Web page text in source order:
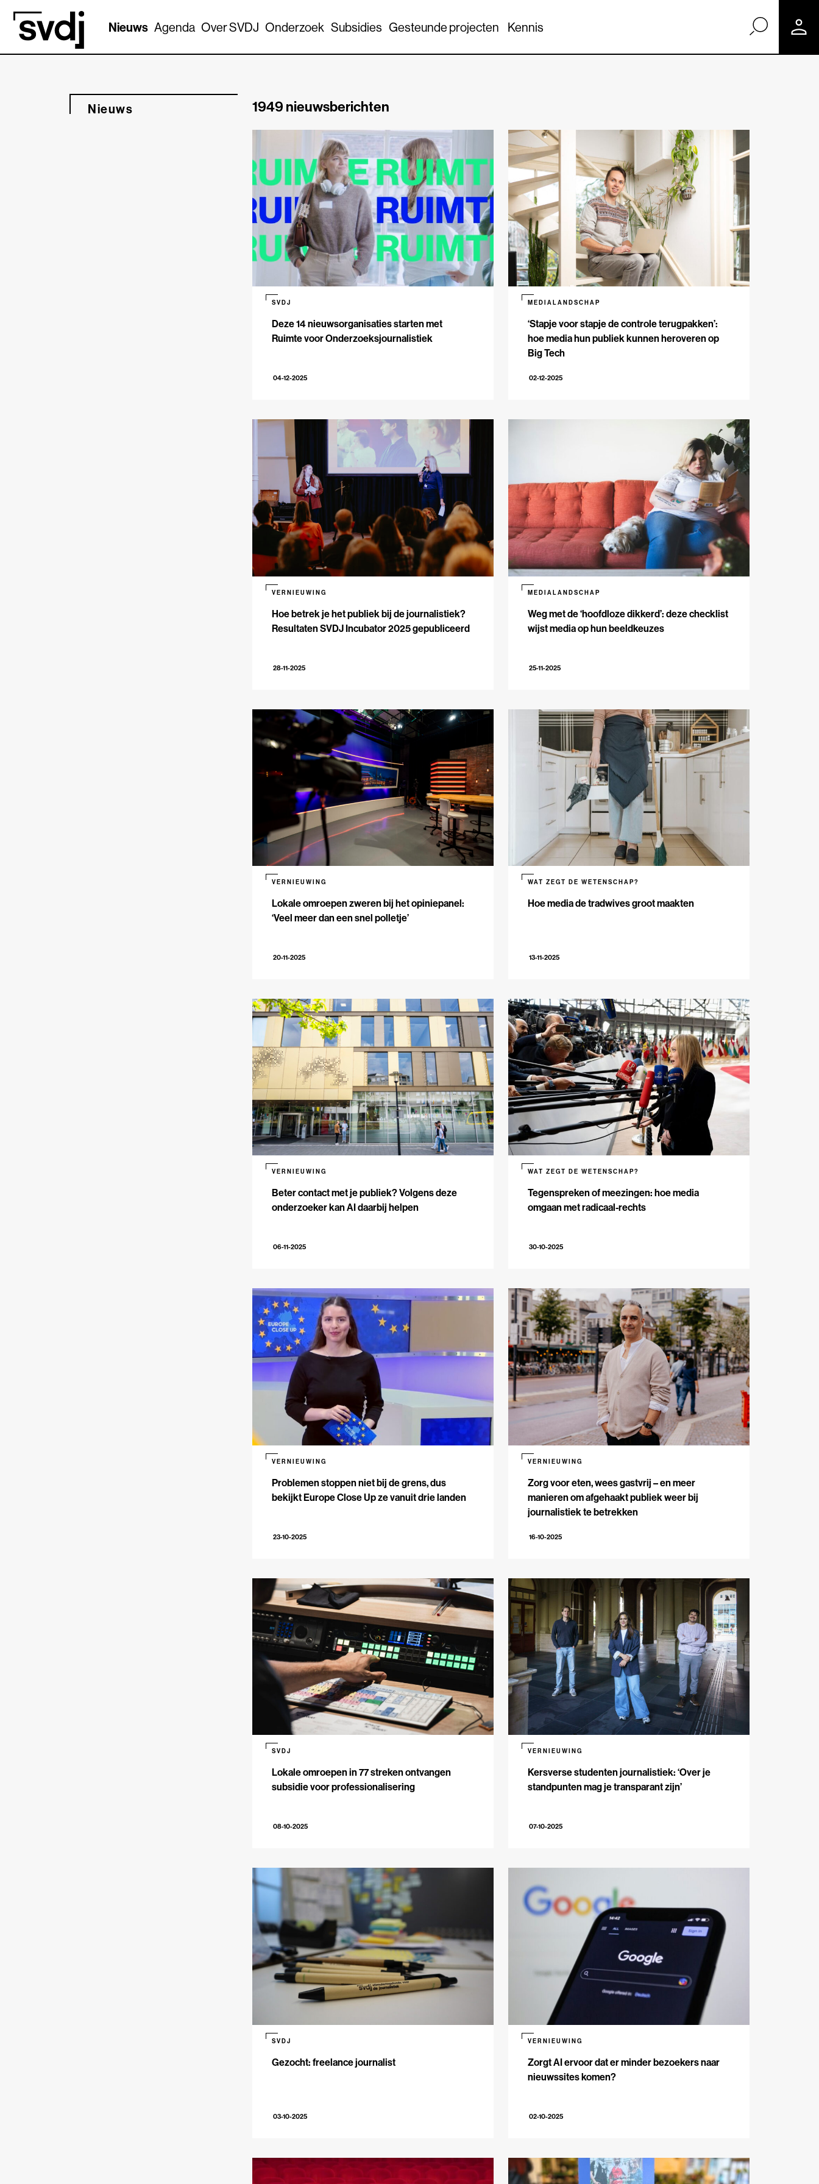
Naar hoofdinhoud
Nieuws Agenda Over SVDJ Onderzoek Subsidies Gesteunde projecten Kennis
Nieuws 1949 nieuwsberichten
Deze 14 nieuwsorganisaties starten met
Ruimte voor Onderzoeksjournalistiek
SVDJ
04-12-2025
‘Stapje voor stapje de controle terugpakken’:
hoe media hun publiek kunnen heroveren op
Big Tech
MEDIALANDSCHAP
02-12-2025
Hoe betrek je het publiek bij de journalistiek?
Resultaten SVDJ Incubator 2025 gepubliceerd
VERNIEUWING
28-11-2025
Weg met de ‘hoofdloze dikkerd’: deze checklist
wijst media op hun beeldkeuzes
MEDIALANDSCHAP
25-11-2025
Lokale omroepen zweren bij het opiniepanel:
‘Veel meer dan een snel polletje’
VERNIEUWING
20-11-2025
Hoe media de tradwives groot maakten
WAT ZEGT DE WETENSCHAP?
13-11-2025
Beter contact met je publiek? Volgens deze
onderzoeker kan AI daarbij helpen
VERNIEUWING
06-11-2025
Tegenspreken of meezingen: hoe media
omgaan met radicaal-rechts
WAT ZEGT DE WETENSCHAP?
30-10-2025
Problemen stoppen niet bij de grens, dus
bekijkt Europe Close Up ze vanuit drie landen
VERNIEUWING
23-10-2025
Zorg voor eten, wees gastvrij – en meer
manieren om afgehaakt publiek weer bij
journalistiek te betrekken
VERNIEUWING
16-10-2025
Lokale omroepen in 77 streken ontvangen
subsidie voor professionalisering
SVDJ
08-10-2025
Kersverse studenten journalistiek: ‘Over je
standpunten mag je transparant zijn’
VERNIEUWING
07-10-2025
Gezocht: freelance journalist
SVDJ
03-10-2025
Zorgt AI ervoor dat er minder bezoekers naar
nieuwssites komen?
VERNIEUWING
02-10-2025